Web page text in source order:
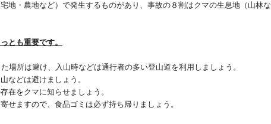
地・農地など）で発生するものがあり、事故の８割はクマの生息地（山林
とも重要です。
所は避け、入山時などは通行者の多い登山道を利用しましょう。
どは避けましょう。
をクマに知らせましょう。
ますので、食品ゴミは必ず持ち帰りましょう。